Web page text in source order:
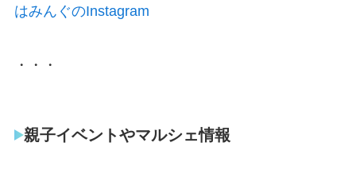
はみんぐのInstagram
・・・
親子イベントやマルシェ情報